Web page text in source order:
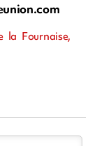
la Fournaise,